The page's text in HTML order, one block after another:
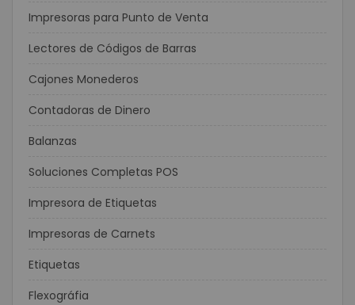
Impresoras para Punto de Venta
Lectores de Códigos de Barras
Cajones Monederos
Contadoras de Dinero
Balanzas
Soluciones Completas POS
Impresora de Etiquetas
Impresoras de Carnets
Etiquetas
Flexográfia